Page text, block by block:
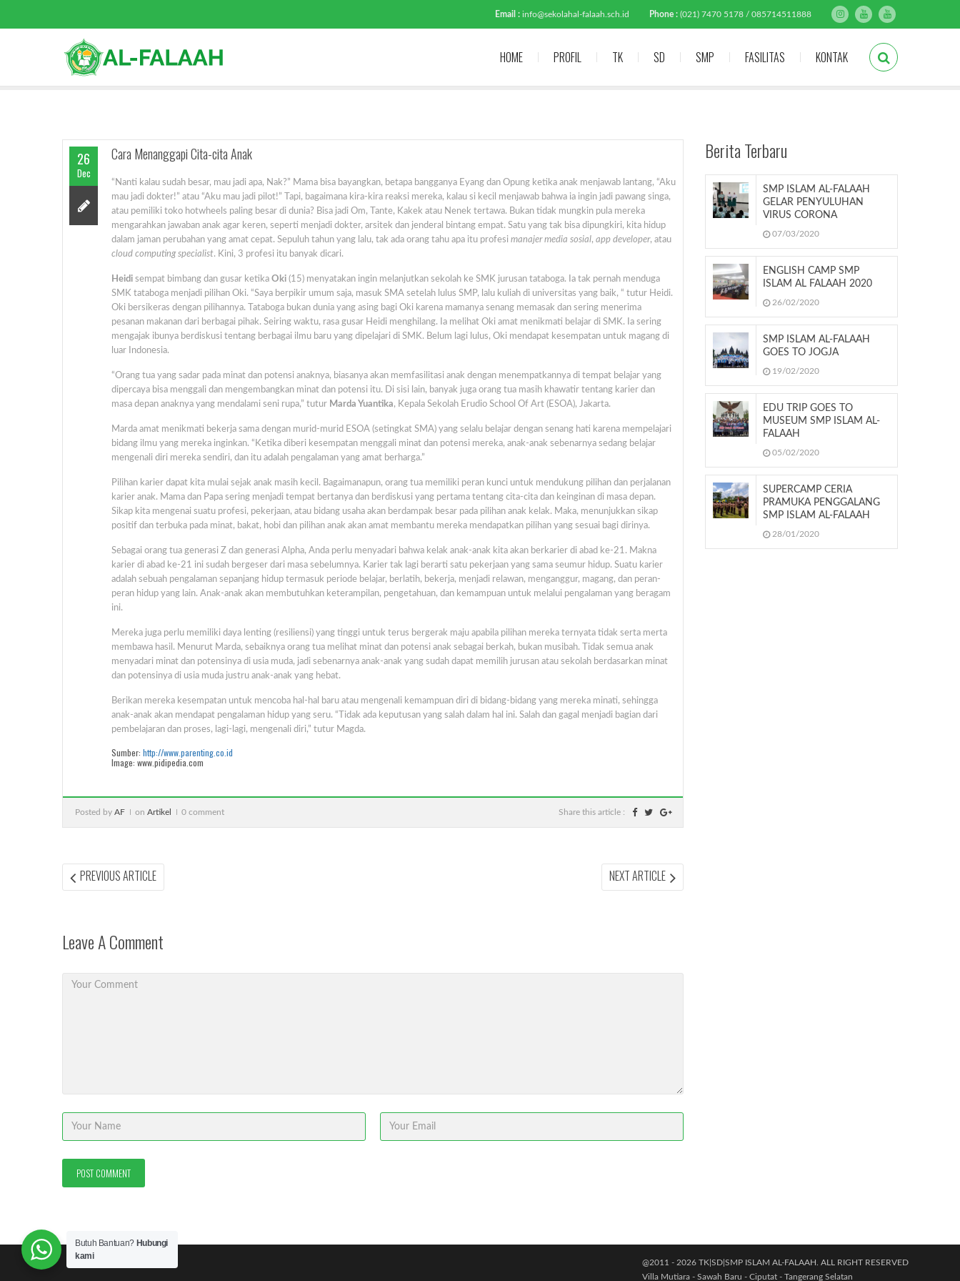
Email : info@sekolahal-falaah.sch.id Phone : (021) 7470 5178 / 085714511888
HOME PROFIL TK SD SMP FASILITAS KONTAK
26
Dec
Cara Menanggapi Cita-cita Anak
“Nanti kalau sudah besar, mau jadi apa, Nak?” Mama bisa bayangkan, betapa bangganya Eyang dan Opung ketika anak menjawab lantang, “Aku
mau jadi dokter!” atau “Aku mau jadi pilot!” Tapi, bagaimana kira-kira reaksi mereka, kalau si kecil menjawab bahwa ia ingin jadi pawang singa,
atau pemiliki toko hotwheels paling besar di dunia? Bisa jadi Om, Tante, Kakek atau Nenek tertawa. Bukan tidak mungkin pula mereka
mengarahkan jawaban anak agar keren, seperti menjadi dokter, arsitek dan jenderal bintang empat. Satu yang tak bisa dipungkiri, kita hidup
dalam jaman perubahan yang amat cepat. Sepuluh tahun yang lalu, tak ada orang tahu apa itu profesi manajer media sosial, app developer, atau
cloud computing specialist. Kini, 3 profesi itu banyak dicari.
Heidi sempat bimbang dan gusar ketika Oki (15) menyatakan ingin melanjutkan sekolah ke SMK jurusan tataboga. Ia tak pernah menduga
SMK tataboga menjadi pilihan Oki. “Saya berpikir umum saja, masuk SMA setelah lulus SMP, lalu kuliah di universitas yang baik, “ tutur Heidi.
Oki bersikeras dengan pilihannya. Tataboga bukan dunia yang asing bagi Oki karena mamanya senang memasak dan sering menerima
pesanan makanan dari berbagai pihak. Seiring waktu, rasa gusar Heidi menghilang. Ia melihat Oki amat menikmati belajar di SMK. Ia sering
mengajak ibunya berdiskusi tentang berbagai ilmu baru yang dipelajari di SMK. Belum lagi lulus, Oki mendapat kesempatan untuk magang di
luar Indonesia.
“Orang tua yang sadar pada minat dan potensi anaknya, biasanya akan memfasilitasi anak dengan menempatkannya di tempat belajar yang
dipercaya bisa menggali dan mengembangkan minat dan potensi itu. Di sisi lain, banyak juga orang tua masih khawatir tentang karier dan
masa depan anaknya yang mendalami seni rupa,” tutur Marda Yuantika, Kepala Sekolah Erudio School Of Art (ESOA), Jakarta.
Marda amat menikmati bekerja sama dengan murid-murid ESOA (setingkat SMA) yang selalu belajar dengan senang hati karena mempelajari
bidang ilmu yang mereka inginkan. “Ketika diberi kesempatan menggali minat dan potensi mereka, anak-anak sebenarnya sedang belajar
mengenali diri mereka sendiri, dan itu adalah pengalaman yang amat berharga.”
Pilihan karier dapat kita mulai sejak anak masih kecil. Bagaimanapun, orang tua memiliki peran kunci untuk mendukung pilihan dan perjalanan
karier anak. Mama dan Papa sering menjadi tempat bertanya dan berdiskusi yang pertama tentang cita-cita dan keinginan di masa depan.
Sikap kita mengenai suatu profesi, pekerjaan, atau bidang usaha akan berdampak besar pada pilihan anak kelak. Maka, menunjukkan sikap
positif dan terbuka pada minat, bakat, hobi dan pilihan anak akan amat membantu mereka mendapatkan pilihan yang sesuai bagi dirinya.
Sebagai orang tua generasi Z dan generasi Alpha, Anda perlu menyadari bahwa kelak anak-anak kita akan berkarier di abad ke-21. Makna
karier di abad ke-21 ini sudah bergeser dari masa sebelumnya. Karier tak lagi berarti satu pekerjaan yang sama seumur hidup. Suatu karier
adalah sebuah pengalaman sepanjang hidup termasuk periode belajar, berlatih, bekerja, menjadi relawan, menganggur, magang, dan peran-
peran hidup yang lain. Anak-anak akan membutuhkan keterampilan, pengetahuan, dan kemampuan untuk melalui pengalaman yang beragam
ini.
Mereka juga perlu memiliki daya lenting (resiliensi) yang tinggi untuk terus bergerak maju apabila pilihan mereka ternyata tidak serta merta
membawa hasil. Menurut Marda, sebaiknya orang tua melihat minat dan potensi anak sebagai berkah, bukan musibah. Tidak semua anak
menyadari minat dan potensinya di usia muda, jadi sebenarnya anak-anak yang sudah dapat memilih jurusan atau sekolah berdasarkan minat
dan potensinya di usia muda justru anak-anak yang hebat.
Berikan mereka kesempatan untuk mencoba hal-hal baru atau mengenali kemampuan diri di bidang-bidang yang mereka minati, sehingga
anak-anak akan mendapat pengalaman hidup yang seru. “Tidak ada keputusan yang salah dalam hal ini. Salah dan gagal menjadi bagian dari
pembelajaran dan proses, lagi-lagi, mengenali diri,” tutur Magda.
Sumber: http://www.parenting.co.id
Image: www.pidipedia.com
Posted by AF on Artikel 0 comment Share this article :
Post
PREVIOUS ARTICLEPREVIOUS
ARTICLE:
NEXT ARTICLE NEXT
ARTICLE:
Leave A Comment
Berita Terbaru
SMP ISLAM AL-FALAAH
GELAR PENYULUHAN
VIRUS CORONA
07/03/2020
ENGLISH CAMP SMP
ISLAM AL FALAAH 2020
26/02/2020
SMP ISLAM AL-FALAAH
GOES TO JOGJA
19/02/2020
EDU TRIP GOES TO
MUSEUM SMP ISLAM AL-
FALAAH
05/02/2020
SUPERCAMP CERIA
PRAMUKA PENGGALANG
SMP ISLAM AL-FALAAH
28/01/2020
@2011 - 2026 TK|SD|SMP ISLAM AL-FALAAH. ALL RIGHT RESERVED
Villa Mutiara - Sawah Baru - Ciputat - Tangerang Selatan
Butuh Bantuan? Hubungi
kami